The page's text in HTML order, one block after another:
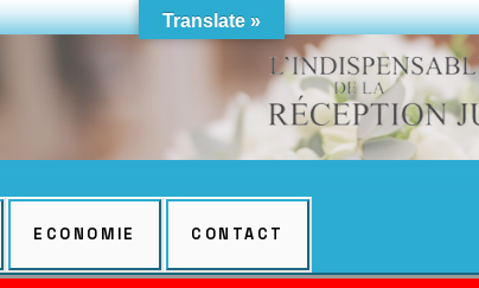
ECONOMIE CONTACT
Translate »